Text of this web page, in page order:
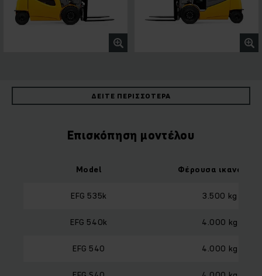
ΔΕΊΤΕ ΠΕΡΙΣΣΌΤΕΡΑ
Επισκόπηση μοντέλου
Model Φέρουσα ικανότητα
EFG 535k 3.500 kg
EFG 540k 4.000 kg
EFG 540 4.000 kg